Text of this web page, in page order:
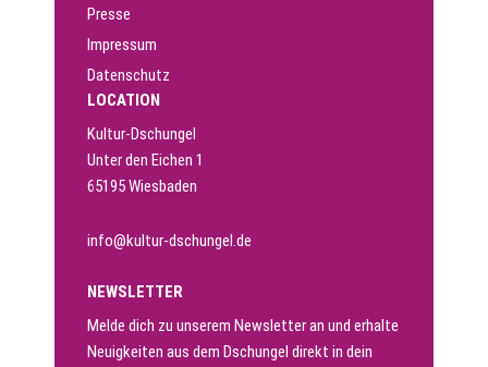
LOCATION
Kultur-Dschungel
Unter den Eichen 1
65195 Wiesbaden
info@kultur-dschungel.de
NEWSLETTER
Melde dich zu unserem Newsletter an und erhalte
Neuigkeiten aus dem Dschungel direkt in dein
Presse
Impressum
Datenschutz